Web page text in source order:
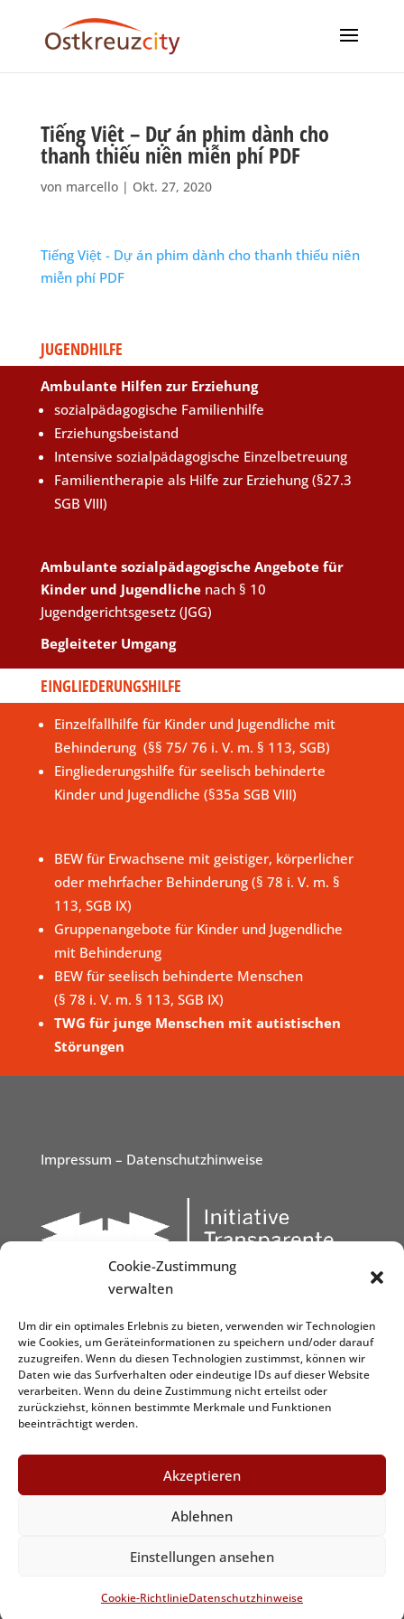
Cookie-Zustimmung
verwalten
Um dir ein optimales Erlebnis zu bieten, verwenden wir Technologien
wie Cookies, um Geräteinformationen zu speichern und/oder darauf
zuzugreifen. Wenn du diesen Technologien zustimmst, können wir
Daten wie das Surfverhalten oder eindeutige IDs auf dieser Website
verarbeiten. Wenn du deine Zustimmung nicht erteilst oder
zurückziehst, können bestimmte Merkmale und Funktionen
beeinträchtigt werden.
Akzeptieren
Ablehnen
Einstellungen ansehen
Cookie-RichtlinieDatenschutzhinweise
Tiếng Việt – Dự án phim dành cho
thanh thiếu niên miễn phí PDF
von marcello| Okt. 27, 2020
Tiếng Việt - Dự án phim dành cho thanh thiếu niên
miễn phí PDF
JUGENDHILFE
Ambulante Hilfen zur Erziehung
sozialpädagogische Familienhilfe
Erziehungsbeistand
Intensive sozialpädagogische Einzelbetreuung
Familientherapie als Hilfe zur Erziehung (§27.3
SGB VIII)
Ambulante sozialpädagogische Angebote für
Kinder und Jugendliche nach § 10
Jugendgerichtsgesetz (JGG)
Begleiteter Umgang
EINGLIEDERUNGSHILFE
Einzelfallhilfe für Kinder und Jugendliche mit
Behinderung (§§ 75/ 76 i. V. m. § 113, SGB)
Eingliederungshilfe für seelisch behinderte
Kinder und Jugendliche (§35a SGB VIII)
BEW für Erwachsene mit geistiger, körperlicher
oder mehrfacher Behinderung (§ 78 i. V. m. §
113, SGB IX)
Gruppenangebote für Kinder und Jugendliche
mit Behinderung
BEW für seelisch behinderte Menschen
(§ 78 i. V. m. § 113, SGB IX)
TWG für junge Menschen mit autistischen
Störungen
Impressum – Datenschutzhinweise